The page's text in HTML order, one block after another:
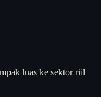
luas ke sektor riil